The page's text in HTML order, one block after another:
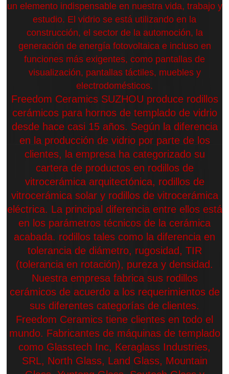
un elemento indispensable en nuestra vida, trabajo y
estudio. El vidrio se está utilizando en la
construcción, el sector de la automoción, la
generación de energía fotovoltaica e incluso en
funciones más exigentes, como pantallas de
visualización, pantallas táctiles, muebles y
electrodomésticos.
Freedom Ceramics SUZHOU produce rodillos
cerámicos para hornos de templado de vidrio
desde hace casi 15 años. Según la diferencia
en la producción de vidrio por parte de los
clientes, la empresa ha categorizado su
cartera de productos en rodillos de
vitrocerámica arquitectónica, rodillos de
vitrocerámica solar y rodillos de vitrocerámica
eléctrica. La principal diferencia entre ellos está
en los parámetros técnicos de la cerámica
acabada. rodillos tales como la diferencia en
tolerancia de diámetro, rugosidad, TIR
(tolerancia en rotación), pureza y densidad.
Nuestra empresa fabrica sus rodillos
cerámicos de acuerdo a los requerimientos de
sus diferentes categorías de clientes.
Freedom Ceramics tiene clientes en todo el
mundo. Fabricantes de máquinas de templado
como Glasstech Inc, Keraglass Industries,
SRL, North Glass, Land Glass, Mountain